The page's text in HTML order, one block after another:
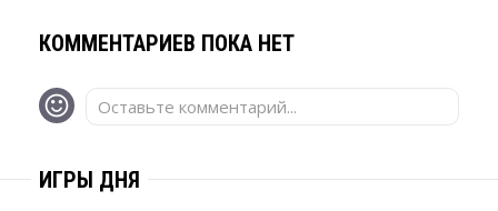
КОММЕНТАРИЕВ ПОКА НЕТ
Оставьте комментарий...
ИГРЫ ДНЯ